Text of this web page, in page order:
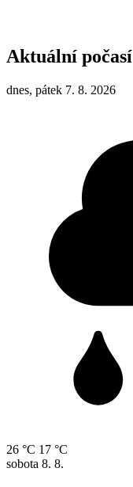
Aktuální počasí
dnes, pátek 7. 8. 2026
26 °C 17 °C
sobota 8. 8.